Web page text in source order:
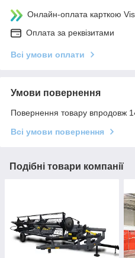
Онлайн-оплата карткою
Оплата за реквізитами
Всі умови оплати
Умови повернення
Повернення товару впродовж
Всі умови повернення
Подібні товари компанії